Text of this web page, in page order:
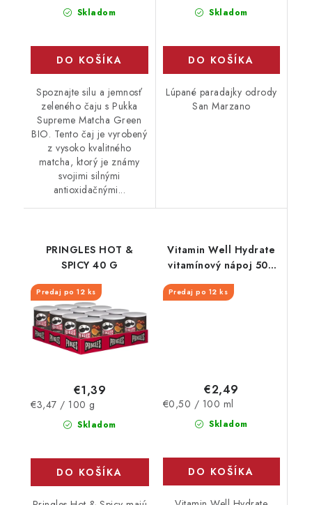
Skladom
DO KOŠÍKA
Spoznajte silu a jemnosť
zeleného čaju s Pukka
Supreme Matcha Green
BIO. Tento čaj je vyrobený
z vysoko kvalitného
matcha, ktorý je známy
svojimi silnými
antioxidačnými...
Skladom
DO KOŠÍKA
Lúpané paradajky odrody
San Marzano
PRINGLES HOT &
SPICY 40 G
Predaj po 12 ks
Skladom
€1,39
Jednotková
€3,47 / 100 g
DO KOŠÍKA
Vitamin Well Hydrate
vitamínový nápoj 500
Predaj po 12 ks
Skladom
€2,49
Jednotková
€0,50 / 100 ml
DO KOŠÍKA